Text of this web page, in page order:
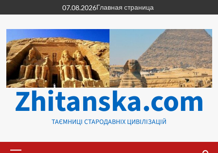
к
содержимому
07.08.2026Главная страница
Zhitanska.com
ТАЄМНИЦІ СТАРОДАВНІХ ЦИВІЛІЗАЦІЙ